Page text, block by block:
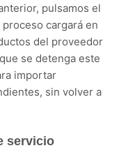
pulsamos el
cargará en
del proveedor
se detenga este
importar
sin volver a
servicio